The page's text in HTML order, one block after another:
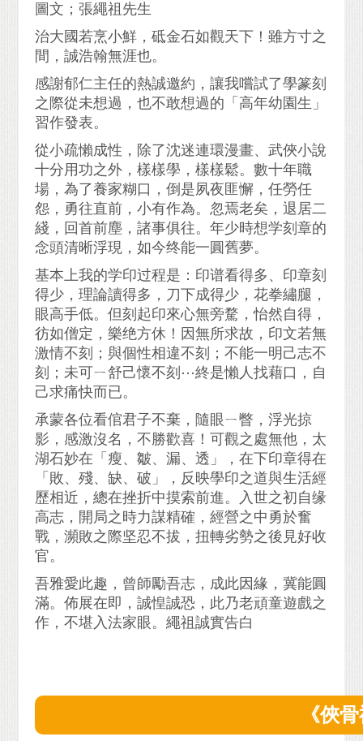
圖文；張繩祖先生
治大國若烹小鮮，砥金石如觀天下！雖方寸之
間，誠浩翰無涯也。
感謝郁仁主任的熱誠邀約，讓我嚐試了學篆刻
之際從未想過，也不敢想過的「高年幼園生」
習作發表。
從小疏懶成性，除了沈迷連環漫畫、武俠小說
十分用功之外，樣樣學，樣樣鬆。數十年職
場，為了養家糊口，倒是夙夜匪懈，任勞任
怨，勇往直前，小有作為。忽焉老矣，退居二
綫，回首前塵，諸事俱往。年少時想学刻章的
念頭清晰浮現，如今终能一圓舊夢。
基本上我的学印过程是：印谱看得多、印章刻
得少，理論讀得多，刀下成得少，花拳繡腿，
眼高手低。但刻起印來心無旁騖，怡然自得，
彷如僧定，樂绝方休！因無所求故，印文若無
激情不刻；與個性相違不刻；不能一明己志不
刻；未可ㄧ舒己懷不刻⋯終是懶人找藉口，自
己求痛快而已。
承蒙各位看倌君子不棄，隨眼ㄧ瞥，浮光掠
影，感激沒名，不勝歡喜！可觀之處無他，太
湖石妙在「瘦、皺、漏、透」，在下印章得在
「敗、殘、缺、破」，反映學印之道與生活經
歷相近，總在挫折中摸索前進。入世之初自缘
高志，開局之時力謀精確，經營之中勇於奮
戰，瀕敗之際坚忍不拔，扭轉劣勢之後見好收
官。
吾雅愛此趣，曾師勵吾志，成此因緣，冀能圓
滿。佈展在即，誠惶誠恐，此乃老頑童遊戲之
作，不堪入法家眼。繩祖誠實告白
《俠